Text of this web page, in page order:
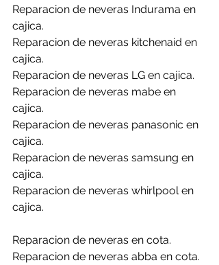
Reparacion de neveras Indurama en
cajica.
Reparacion de neveras kitchenaid en
cajica.
Reparacion de neveras LG en cajica.
Reparacion de neveras mabe en
cajica.
Reparacion de neveras panasonic en
cajica.
Reparacion de neveras samsung en
cajica.
Reparacion de neveras whirlpool en
cajica.
Reparacion de neveras en cota.
Reparacion de neveras abba en cota.